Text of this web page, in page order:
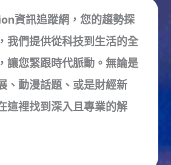
資訊追蹤網，您的趨勢探
我們提供從科技到生活的全
讓您緊跟時代脈動。無論是
、動漫話題、或是財經新
這裡找到深入且專業的解